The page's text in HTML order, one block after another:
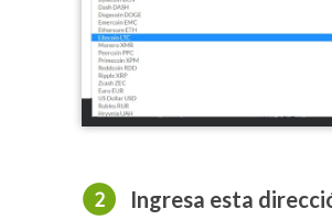
Ingresa esta